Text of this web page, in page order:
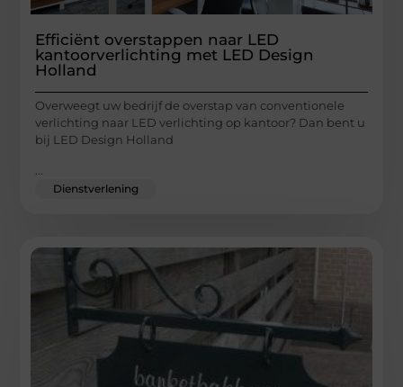
Efficiënt overstappen naar LED
kantoorverlichting met LED Design
Holland
Overweegt uw bedrijf de overstap van conventionele
verlichting naar LED verlichting op kantoor? Dan bent u
bij LED Design Holland
Dienstverlening